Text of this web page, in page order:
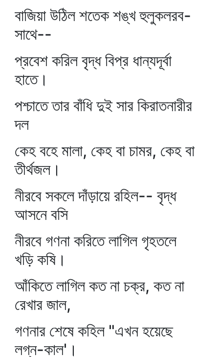
বাজিয়া উঠিল শতেক শঙ্খ হুলুকলরব-
সাথে--
প্রবেশ করিল বৃদ্ধ বিপ্র ধান্যদূর্বা
হাতে।
পশ্চাতে তার বাঁধি দুই সার কিরাতনারীর
দল
কেহ বহে মালা, কেহ বা চামর, কেহ বা
তীর্থজল।
নীরবে সকলে দাঁড়ায়ে রহিল-- বৃদ্ধ
আসনে বসি
নীরবে গণনা করিতে লাগিল গৃহতলে
খড়ি কষি।
আঁকিতে লাগিল কত না চক্র, কত না
রেখার জাল,
গণনার শেষে কহিল "এখন হয়েছে
লগ্ন-কাল'।